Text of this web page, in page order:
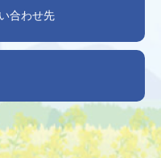
合わせ先